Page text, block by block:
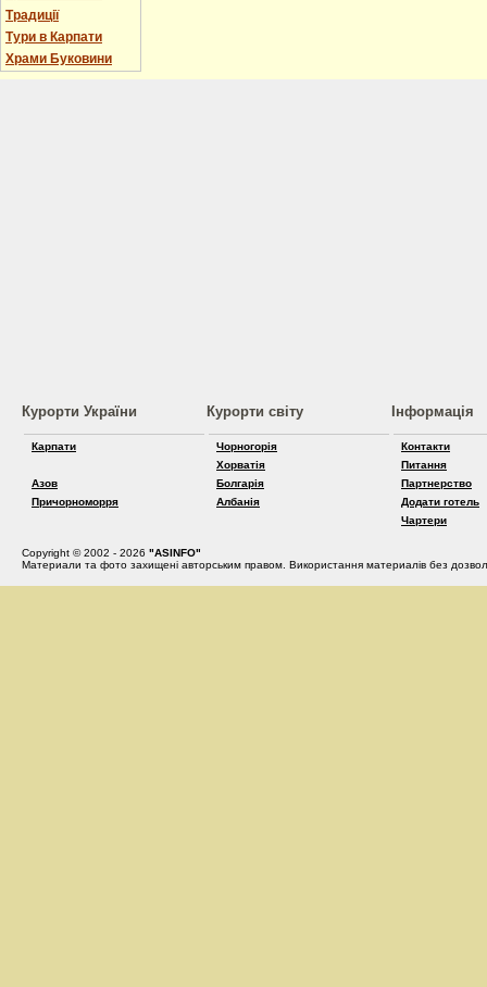
Традиції
Тури в Карпати
Храми Буковини
Курорти України
Карпати
Азов
Причорноморря
Курорти світу
Чорногорія
Хорватія
Болгарія
Албанія
Інформація
Контакти
Питання
Партнерство
Додати готель
Чартери
Copyright © 2002 - 2026 "ASINFO"
Материали та фото захищені авторським правом. Використання материалів без